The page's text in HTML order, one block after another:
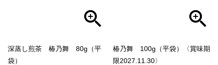
深蒸し煎茶 椿乃舞 80g（平
袋）
椿乃舞 100g（平袋）〈賞味期
限2027.11.30〉